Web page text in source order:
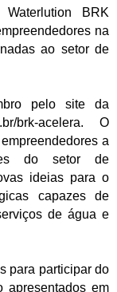
BRK
na
ao setor de
pelo site da
brk-acelera. O
a
do setor de
ideias para o
capazes de
de água e
para participar do
apresentados em